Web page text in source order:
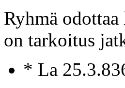
Ryhmä
on tarkoitus
* La